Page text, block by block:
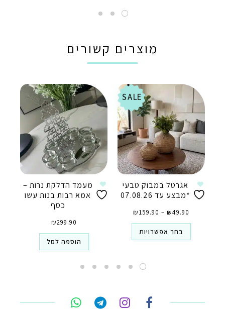
מוצרים קשורים
SALE
אגרטל במבוק טבעי
*מבצע עד 07.08.26
₪49.90
–
₪159.90 מחירים:
עד
בחר אפשרויות
מעמד הדלקת נרות –
אמא רבות בנות עשו
כסף
₪299.90
הוספה לסל